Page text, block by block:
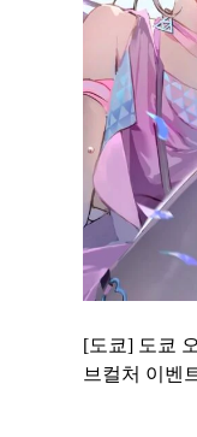
[도쿄] 도쿄
브컬처 이벤